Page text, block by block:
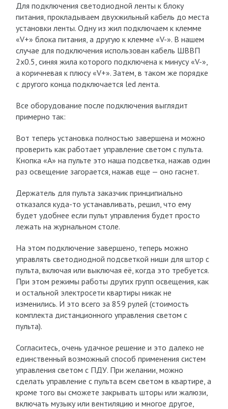
Для подключения светодиодной ленты к блоку
питания, прокладываем двухжильный кабель до места
установки ленты. Одну из жил подключаем к клемме
«V+» блока питания, а другую к клемме «V-». В нашем
случае для подключения использован кабель ШВВП
2х0.5, синяя жила которого подключена к минусу «V-»,
а коричневая к плюсу «V+». Затем, в таком же порядке
с другого конца подключается led лента.
Все оборудование после подключения выглядит
примерно так:
Вот теперь установка полностью завершена и можно
проверить как работает управление светом с пульта.
Кнопка «А» на пульте это наша подсветка, нажав один
раз освещение загорается, нажав еще — оно гаснет.
Держатель для пульта заказчик принципиально
отказался куда-то устанавливать, решил, что ему
будет удобнее если пульт управления будет просто
лежать на журнальном столе.
На этом подключение завершено, теперь можно
управлять светодиодной подсветкой ниши для штор с
пульта, включая или выключая её, когда это требуется.
При этом режимы работы других групп освещения, как
и остальной электросети квартиры никак не
изменились. И это всего за 859 рулей (стоимость
комплекта дистанционного управления светом с
пульта).
Согласитесь, очень удачное решение и это далеко не
единственный возможный способ применения систем
управления светом с ПДУ. При желании, можно
сделать управление с пульта всем светом в квартире, а
кроме того вы сможете закрывать шторы или жалюзи,
включать музыку или вентиляцию и многое другое,